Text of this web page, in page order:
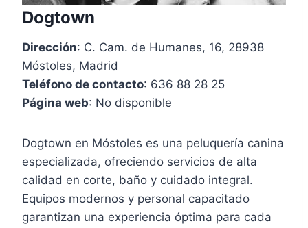
Dogtown
Dirección: C. Cam. de Humanes, 16, 28938
Móstoles, Madrid
Teléfono de contacto: 636 88 28 25
Página web: No disponible
Dogtown en Móstoles es una peluquería canina
especializada, ofreciendo servicios de alta
calidad en corte, baño y cuidado integral.
Equipos modernos y personal capacitado
garantizan una experiencia óptima para cada